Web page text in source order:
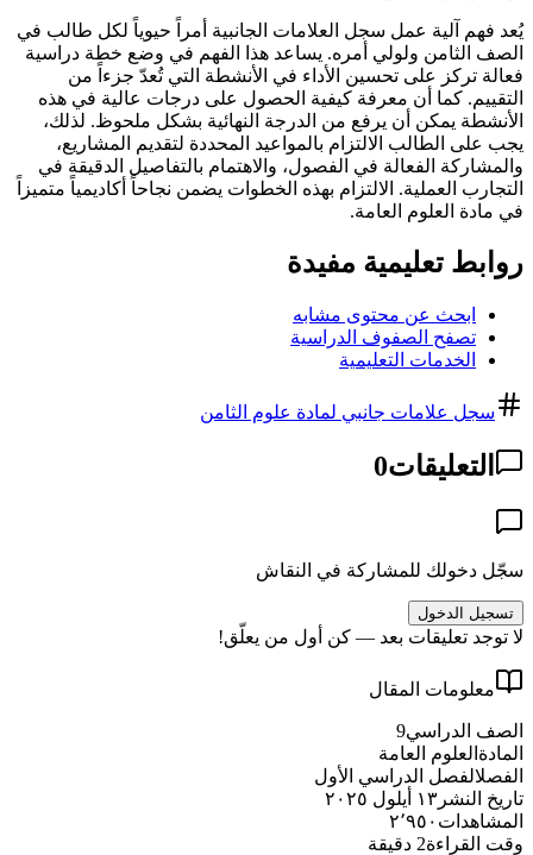
يُعد فهم آلية عمل سجل العلامات الجانبية أمراً حيوياً لكل طالب في
الصف الثامن ولولي أمره. يساعد هذا الفهم في وضع خطة دراسية
فعالة تركز على تحسين الأداء في الأنشطة التي تُعدّ جزءاً من
التقييم. كما أن معرفة كيفية الحصول على درجات عالية في هذه
الأنشطة يمكن أن يرفع من الدرجة النهائية بشكل ملحوظ. لذلك،
يجب على الطالب الالتزام بالمواعيد المحددة لتقديم المشاريع،
والمشاركة الفعالة في الفصول، والاهتمام بالتفاصيل الدقيقة في
التجارب العملية. الالتزام بهذه الخطوات يضمن نجاحاً أكاديمياً متميزاً
في مادة العلوم العامة.
روابط تعليمية مفيدة
ابحث عن محتوى مشابه
تصفح الصفوف الدراسية
الخدمات التعليمية
سجل علامات جانبي لمادة علوم الثامن
التعليقات0
سجّل دخولك للمشاركة في النقاش
تسجيل الدخول
لا توجد تعليقات بعد — كن أول من يعلّق!
معلومات المقال
الصف الدراسي9
المادة العلوم العامة
الفصلالفصل الدراسي الأول
تاريخ النشر ١٣ أيلول ٢٠٢٥
المشاهدات ٢٬٩٥٠
وقت القراءة2 دقيقة